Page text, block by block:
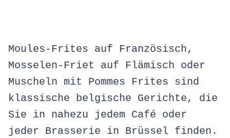
Moules-Frites auf Französisch,
Mosselen-Friet auf Flämisch oder
Muscheln mit Pommes Frites sind
klassische belgische Gerichte, die
Sie in nahezu jedem Café oder
jeder Brasserie in Brüssel finden.